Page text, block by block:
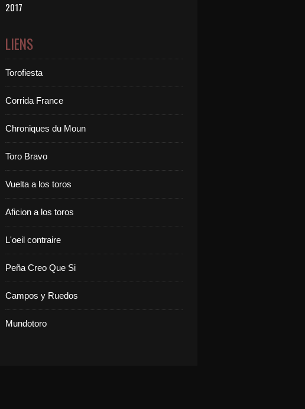
2017
LIENS
Torofiesta
Corrida France
Chroniques du Moun
Toro Bravo
Vuelta a los toros
Aficion a los toros
L'oeil contraire
Peña Creo Que Si
Campos y Ruedos
Mundotoro